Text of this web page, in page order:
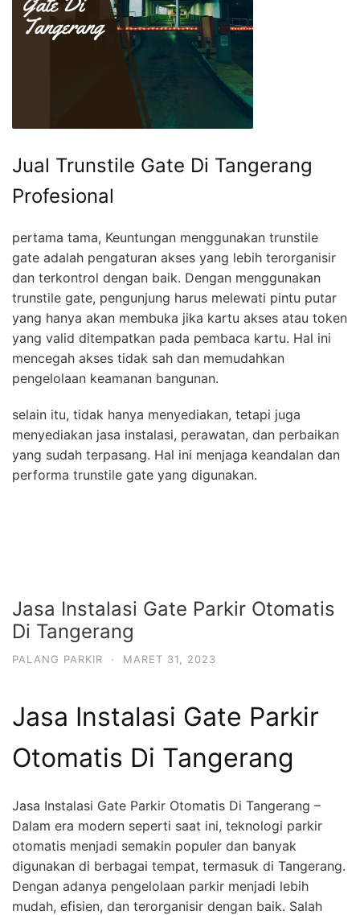
Jual Trunstile Gate Di Tangerang
Profesional
pertama tama, Keuntungan menggunakan trunstile
gate adalah pengaturan akses yang lebih terorganisir
dan terkontrol dengan baik. Dengan menggunakan
trunstile gate, pengunjung harus melewati pintu putar
yang hanya akan membuka jika kartu akses atau token
yang valid ditempatkan pada pembaca kartu. Hal ini
mencegah akses tidak sah dan memudahkan
pengelolaan keamanan bangunan.
selain itu, tidak hanya menyediakan, tetapi juga
menyediakan jasa instalasi, perawatan, dan perbaikan
yang sudah terpasang. Hal ini menjaga keandalan dan
performa trunstile gate yang digunakan.
Jasa Instalasi Gate Parkir Otomatis
Di Tangerang
PALANG PARKIR · MARET 31, 2023
Jasa Instalasi Gate Parkir
Otomatis Di Tangerang
Jasa Instalasi Gate Parkir Otomatis Di Tangerang –
Dalam era modern seperti saat ini, teknologi parkir
otomatis menjadi semakin populer dan banyak
digunakan di berbagai tempat, termasuk di Tangerang.
Dengan adanya pengelolaan parkir menjadi lebih
mudah, efisien, dan terorganisir dengan baik. Salah